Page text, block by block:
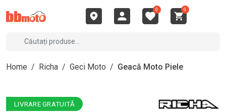
0 0
Home / Richa / Geci Moto / Geacă Moto Piele
LIVRARE GRATUITĂ